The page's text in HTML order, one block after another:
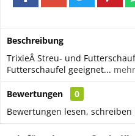
Beschreibung
TrixieÂ Streu- und
Futterschaufel geeignet... mehr
Bewertungen
0
Bewertungen lesen,